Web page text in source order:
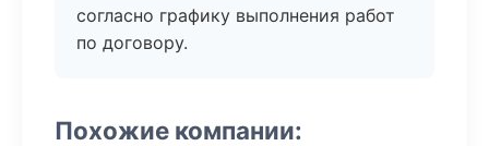
согласно графику выполнения работ
по договору.
Похожие компании: